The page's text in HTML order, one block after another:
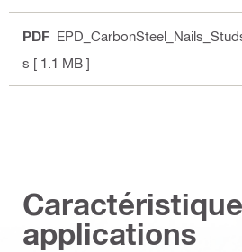
PDF
s [ 1.1 MB ]
applications